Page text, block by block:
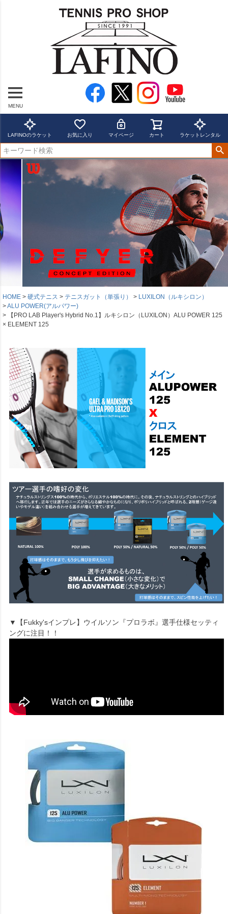
MENU
LAFINOのラケット お気に入り マイページ カート ラケットレンタル
HOME 硬式テニス テニスガット（単張り）
LUXILON（ルキシロン）
ALU POWER(アルパワー)
【PRO LAB Player's Hybrid No.1】ルキシロン（LUXILON）ALU POWER 125
× ELEMENT 125
▼【Fukky'sインプレ】ウイルソン『プロラボ』選手仕様セッティ
ングに注目！！